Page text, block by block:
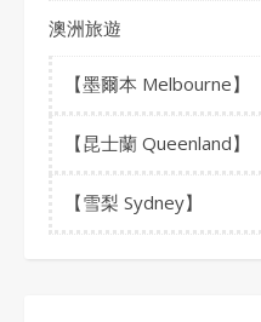
澳洲旅遊
【墨爾本 Melbourne】
【昆士蘭 Queenland】
【雪梨 Sydney】